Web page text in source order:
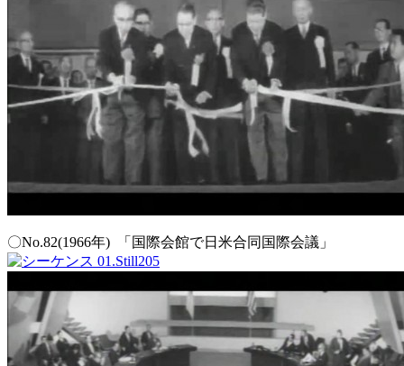
〇No.82(1966年) 「国際会館で日米合同国際会議」